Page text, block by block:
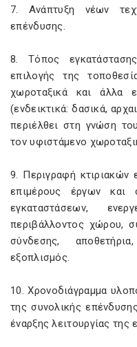
7. Ανάπτυξη νέων
επένδυσης.
8. Τόπος
επιλογής της
χωροταξικά και άλλα
(ενδεικτικά: δασικά,
περιέλθει στη γνώση
τον υφιστάμενο
9. Περιγραφή κτιριακών
επιμέρους έργων και
εγκαταστάσεων,
περιβάλλοντος χώρου,
σύνδεσης,
εξοπλισμός.
10. Χρονοδιάγραμμα
της συνολικής
έναρξης λειτουργίας της